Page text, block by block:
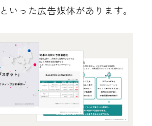
いった広告媒体があります。